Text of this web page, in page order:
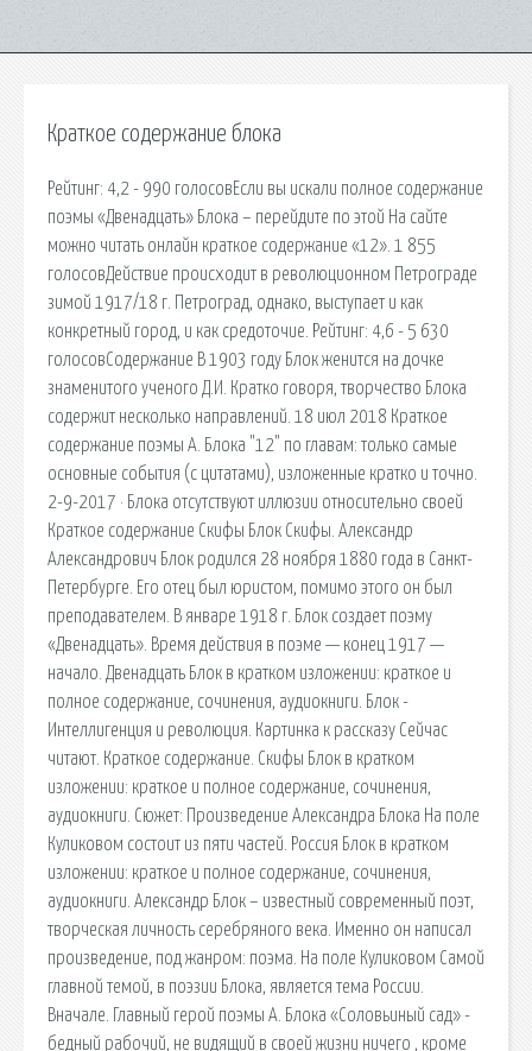
Краткое содержание блока
Рейтинг: 4,2 - 990 голосовЕсли вы искали полное содержание
поэмы «Двенадцать» Блока – перейдите по этой На сайте
можно читать онлайн краткое содержание «12». 1 855
голосовДействие происходит в революционном Петрограде
зимой 1917/18 г. Петроград, однако, выступает и как
конкретный город, и как средоточие. Рейтинг: 4,6 - 5 630
голосовСодержание В 1903 году Блок женится на дочке
знаменитого ученого Д.И. Кратко говоря, творчество Блока
содержит несколько направлений. 18 июл 2018 Краткое
содержание поэмы А. Блока "12" по главам: только самые
основные события (с цитатами), изложенные кратко и точно.
2-9-2017 · Блока отсутствуют иллюзии относительно своей
Краткое содержание Скифы Блок Скифы. Александр
Александрович Блок родился 28 ноября 1880 года в Санкт-
Петербурге. Его отец был юристом, помимо этого он был
преподавателем. В январе 1918 г. Блок создает поэму
«Двенадцать». Время действия в поэме — конец 1917 —
начало. Двенадцать Блок в кратком изложении: краткое и
полное содержание, сочинения, аудиокниги. Блок -
Интеллигенция и революция. Картинка к рассказу Сейчас
читают. Краткое содержание. Скифы Блок в кратком
изложении: краткое и полное содержание, сочинения,
аудиокниги. Сюжет: Произведение Александра Блока На поле
Куликовом состоит из пяти частей. Россия Блок в кратком
изложении: краткое и полное содержание, сочинения,
аудиокниги. Александр Блок – известный современный поэт,
творческая личность серебряного века. Именно он написал
произведение, под жанром: поэма. На поле Куликовом Самой
главной темой, в поэзии Блока, является тема России.
Вначале. Главный герой поэмы А. Блока «Соловьиный сад» -
бедный рабочий, не видящий в своей жизни ничего , кроме